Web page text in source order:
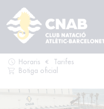
Horaris
Tarifes
Botiga oficial